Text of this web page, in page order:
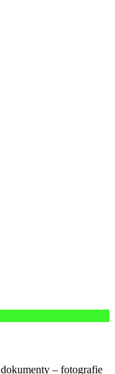
– fotografie